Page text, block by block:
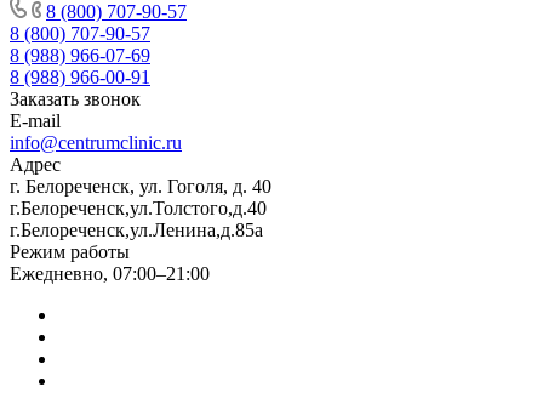
8 (800) 707-90-57
8 (800) 707-90-57
8 (988) 966-07-69
8 (988) 966-00-91
Заказать звонок
E-mail
info@centrumclinic.ru
Адрес
г. Белореченск, ул. Гоголя, д. 40
г.Белореченск,ул.Толстого,д.40
г.Белореченск,ул.Ленина,д.85а
Режим работы
Ежедневно, 07:00–21:00